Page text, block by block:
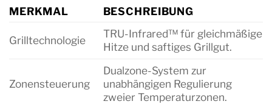
MERKMAL BESCHREIBUNG
Grilltechnologie
TRU-Infrared™ für gleichmäßige
Hitze und saftiges Grillgut.
Zonensteuerung
Dualzone-System zur
unabhängigen Regulierung
zweier Temperaturzonen.